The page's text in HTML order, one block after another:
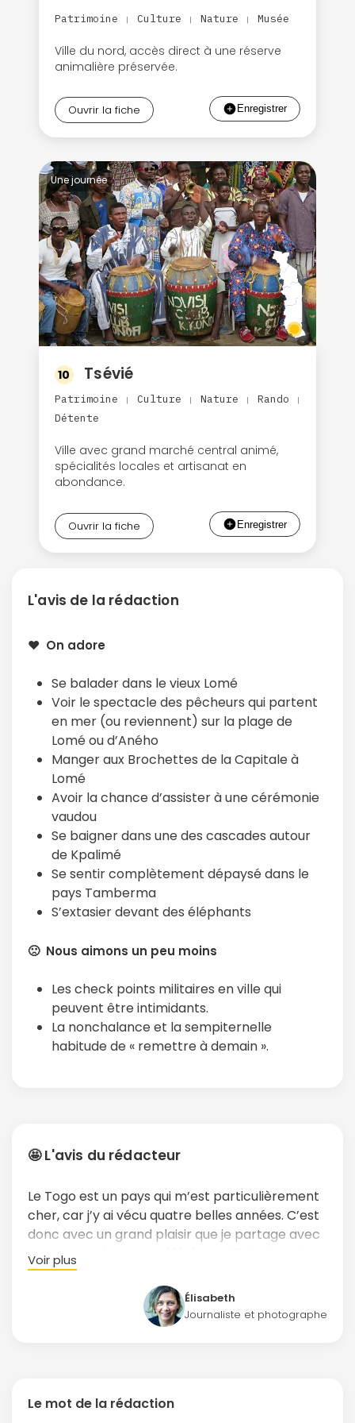
Patrimoine | Culture | Nature | Musée
Ville du nord, accès direct à une réserve
animalière préservée.
Ouvrir la fiche
Une journée
10 Tsévié
Patrimoine | Culture | Nature | Rando |
Détente
Ville avec grand marché central animé,
spécialités locales et artisanat en
abondance.
Ouvrir la fiche
L'avis de la rédaction
❤️ On adore
Se balader dans le vieux Lomé
Voir le spectacle des pêcheurs qui partent
en mer (ou reviennent) sur la plage de
Lomé ou d’Aného
Manger aux Brochettes de la Capitale à
Lomé
Avoir la chance d’assister à une cérémonie
vaudou
Se baigner dans une des cascades autour
de Kpalimé
Se sentir complètement dépaysé dans le
pays Tamberma
S’extasier devant des éléphants
🙁 Nous aimons un peu moins
Les check points militaires en ville qui
peuvent être intimidants.
La nonchalance et la sempiternelle
habitude de « remettre à demain ».
🤩 L'avis du rédacteur
Le Togo est un pays qui m’est particulièrement
cher, car j’y ai vécu quatre belles années. C’est
donc avec un grand plaisir que je partage avec
vous mes adresses préférées, qu’il s’agisse de
lieux de détente comme la piscine du Sarakawa
et la plage de l’hôtel Robinson, ou de restos, de
bars, de marchés… Mais il n’y a pas que Lomé.
Le Togo, petit pays tout en longueur, abrite une
monts Kabyé. En plus de cette diversité
Voir plus
Élisabeth
Journaliste et photographe
Le mot de la rédaction
Continuer avec Apple
ou connectez-vous par mail
Politique de
confidentialité.